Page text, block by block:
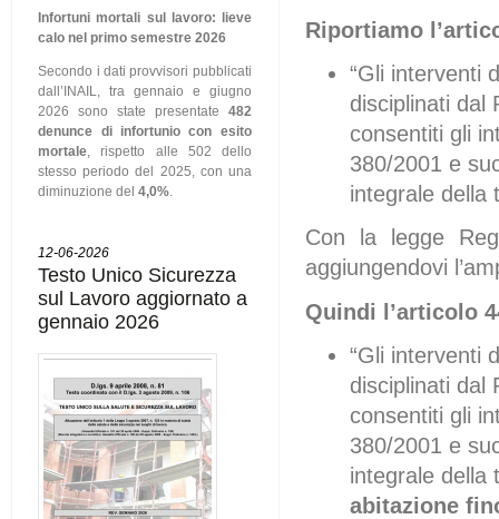
Infortuni mortali sul lavoro: lieve
calo nel primo semestre 2026
Secondo i dati provvisori pubblicati
dall’INAIL, tra gennaio e giugno
2026 sono state presentate 482
denunce di infortunio con esito
mortale , rispetto alle 502 dello
stesso periodo del 2025, con una
diminuzione del4,0%
12-06-2026
Testo Unico Sicurezza
sul Lavoro aggiornato a
gennaio 2026
Riportiamo
“Gli interventi
disciplinati dal
consentiti gli
380/2001 e
integrale della
Con la legge
aggiungendovi
Quindi l’articolo
“Gli interventi
disciplinati dal
consentiti gli
380/2001 e
integrale della
abitazione